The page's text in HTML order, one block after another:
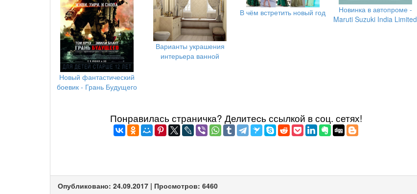
Новый фантастический
боевик - Грань Будущего
Варианты украшения
интерьера ванной
В чём встретить новый год
Новинка в автопроме -
Maruti Suzuki India Limited
Понравилась страничка? Делитеcь ссылкой в соц. сетях!
Опубликовано: 24.09.2017 | Просмотров: 6460